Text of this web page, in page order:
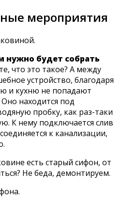
мероприятия
нужно будет собрать
что это такое? А между
устройство, благодаря
и кухню не попадают
находится под
пробку, как раз-таки
К нему подключается слив
к канализации,
есть старый сифон, от
Не беда, демонтируем.